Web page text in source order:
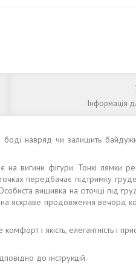
Інформація
навряд чи залишить
вигини фігури. Тонкі лямки
передбачає підтримку
вишивка на сіточці під
яскраве продовження вечора,
і якість, елегантність і
до інструкцій.